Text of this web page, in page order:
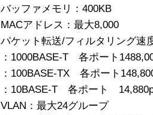
バッファメモリ：400KB
MACアドレス：最大8,000
パケット転送/フィルタリング速
：1000BASE-T 各ポート
：100BASE-TX 各ポート
：10BASE-T 各ポート
VLAN：最大24グループ